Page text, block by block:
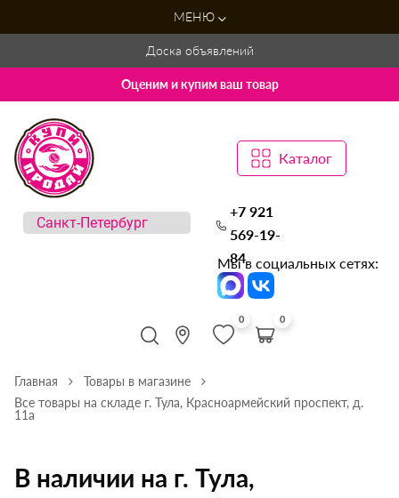
МЕНЮ
Доска объявлений
Оценим и купим ваш товар
Каталог
+7 921
569-19-
84
Мы в социальных сетях:
0 0
Главная
Товары в магазине
Все товары на складе г. Тула, Красноармейский проспект, д.
11а
В наличии на г. Тула,